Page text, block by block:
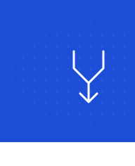
- avec rapidité, contrôle, et